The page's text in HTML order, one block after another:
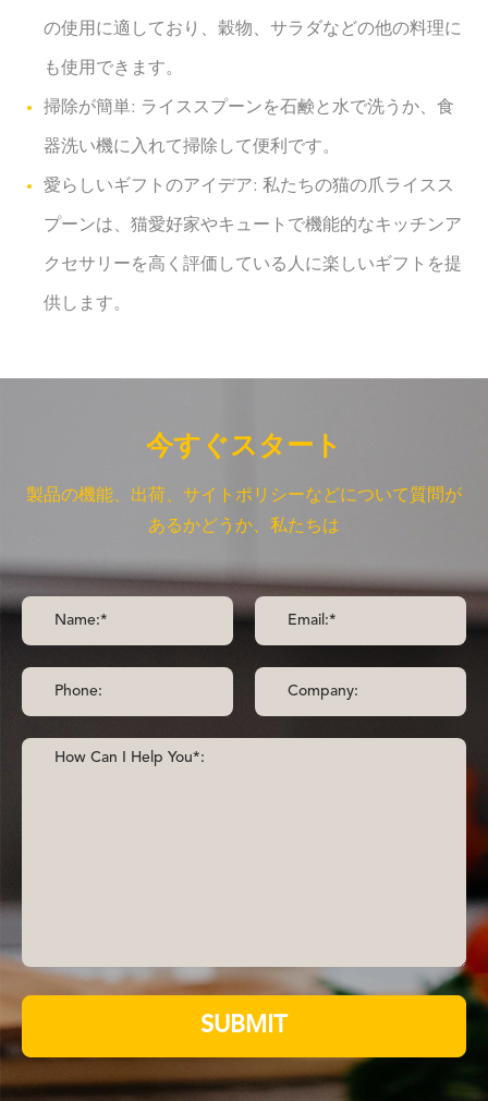
の使用に適しており、穀物、サラダなどの他の料理に
も使用できます。
掃除が簡単: ライススプーンを石鹸と水で洗うか、食
器洗い機に入れて掃除して便利です。
愛らしいギフトのアイデア: 私たちの猫の爪ライスス
プーンは、猫愛好家やキュートで機能的なキッチンア
クセサリーを高く評価している人に楽しいギフトを提
供します。
今すぐスタート
製品の機能、出荷、サイトポリシーなどについて質問が
あるかどうか、私たちは
SUBMIT